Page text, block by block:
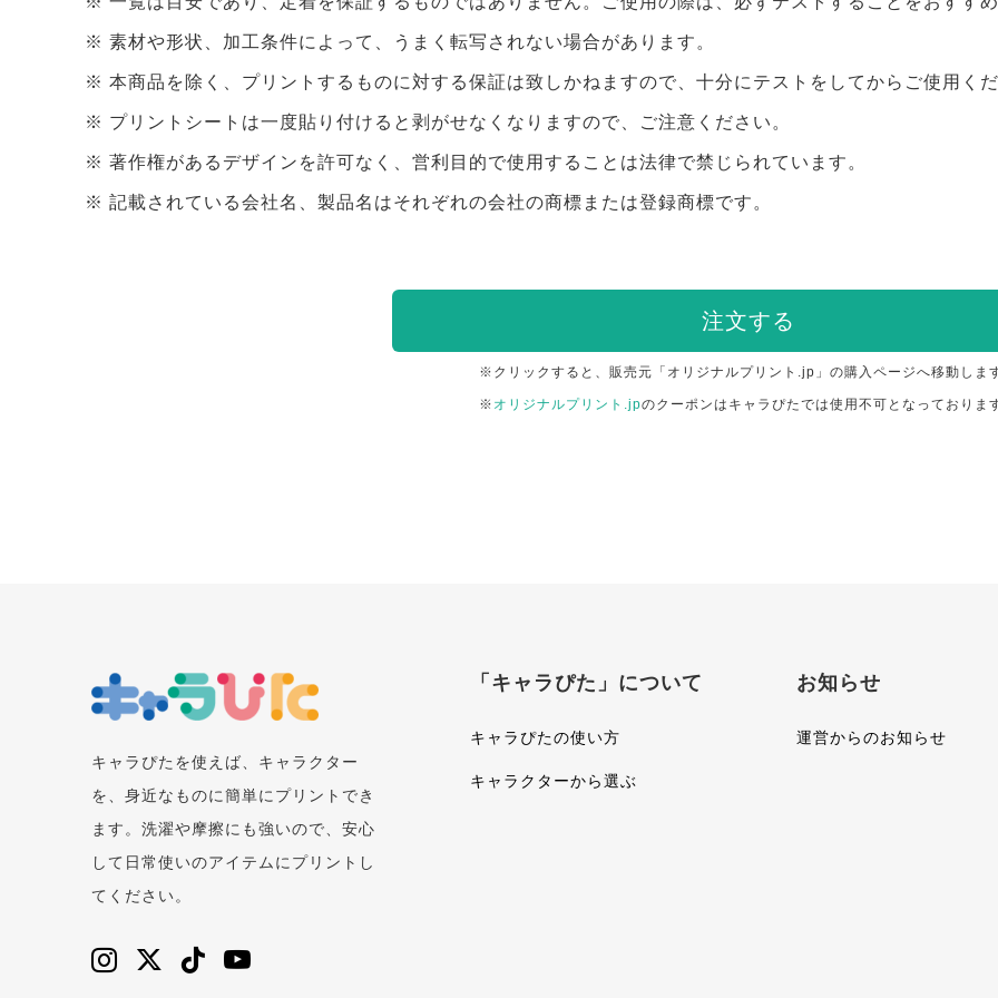
素材や形状、加工条件によって、うまく転写されない場合があります。
本商品を除く、プリントするものに対する保証は致しかねますので、十分にテストをしてからご使用くだ
プリントシートは一度貼り付けると剥がせなくなりますので、ご注意ください。
著作権があるデザインを許可なく、営利目的で使用することは法律で禁じられています。
記載されている会社名、製品名はそれぞれの会社の商標または登録商標です。
注文する
※クリックすると、販売元「オリジナルプリント.jp」の購入ページへ移動しま
※ オリジナルプリント.jpのクーポンはキャラぴたでは使用不可となっておりま
キャラぴたを使えば、キャラクター
を、身近なものに簡単にプリントでき
ます。洗濯や摩擦にも強いので、安心
して日常使いのアイテムにプリントし
てください。
「キャラぴた」について
キャラぴたの使い方
キャラクターから選ぶ
お知らせ
運営からのお知らせ